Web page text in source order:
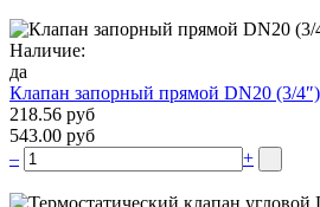
Наличие:
да
Клапан запорный прямой DN20 (3/
218.56 руб
543.00 руб
–
+